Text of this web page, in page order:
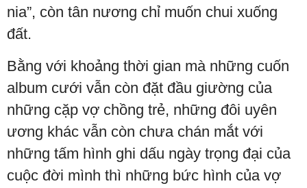
nia”, còn tân nương chỉ muốn chui xuống
đất.
Bằng với khoảng thời gian mà những cuốn
album cưới vẫn còn đặt đầu giường của
những cặp vợ chồng trẻ, những đôi uyên
ương khác vẫn còn chưa chán mắt với
những tấm hình ghi dấu ngày trọng đại của
cuộc đời mình thì những bức hình của vợ